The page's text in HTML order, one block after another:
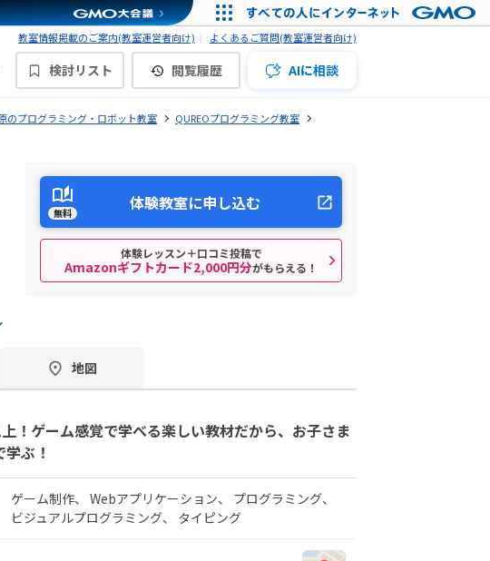
教室情報掲載のご案内(教室運営者向け) よくあるご質問(教室運営者向け)
検討リスト 閲覧履歴 AIに相談
のプログラミング・ロボット教室
QUREOプログラミング教室
無料 体験教室に申し込む
体験レッスン＋口コミ投稿で
Amazonギフトカード2,000円分がもらえる！
地図
！ゲーム感覚で学べる楽しい教材だから、お子さま
ぶ！
ゲーム制作 Webアプリケーション
プログラミング
ビジュアルプログラミング
タイピング